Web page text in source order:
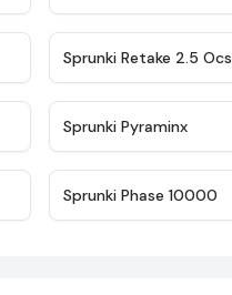
★
Sprunki Retake 2.5 Ocs
Sprunki Pyraminx
Sprunki Phase 10000